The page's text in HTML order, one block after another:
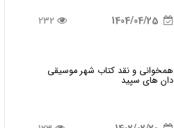
1404/04/25
232
همخوانی و نقد کتاب شهر موسیقی
دان های سپید